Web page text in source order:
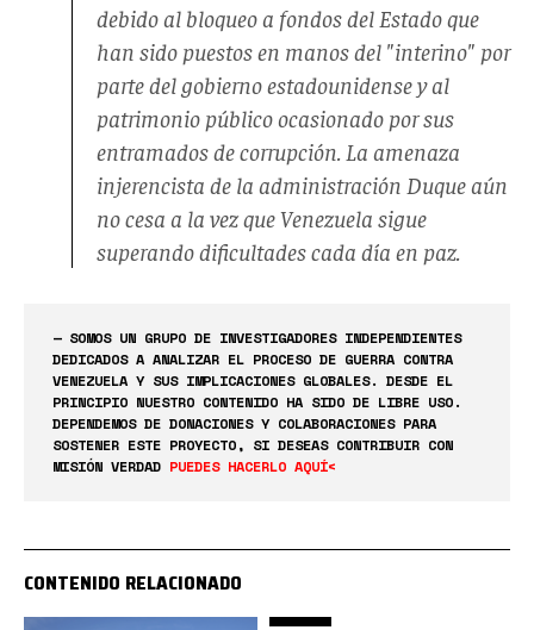
debido al bloqueo a fondos del Estado que
han sido puestos en manos del "interino" por
parte del gobierno estadounidense y al
patrimonio público ocasionado por sus
entramados de corrupción. La amenaza
injerencista de la administración Duque aún
no cesa a la vez que Venezuela sigue
superando dificultades cada día en paz.
— SOMOS UN GRUPO DE INVESTIGADORES INDEPENDIENTES
DEDICADOS A ANALIZAR EL PROCESO DE GUERRA CONTRA
VENEZUELA Y SUS IMPLICACIONES GLOBALES. DESDE EL
PRINCIPIO NUESTRO CONTENIDO HA SIDO DE LIBRE USO.
DEPENDEMOS DE DONACIONES Y COLABORACIONES PARA
SOSTENER ESTE PROYECTO, SI DESEAS CONTRIBUIR CON
MISIÓN VERDAD PUEDES HACERLO AQUÍ<
CONTENIDO RELACIONADO